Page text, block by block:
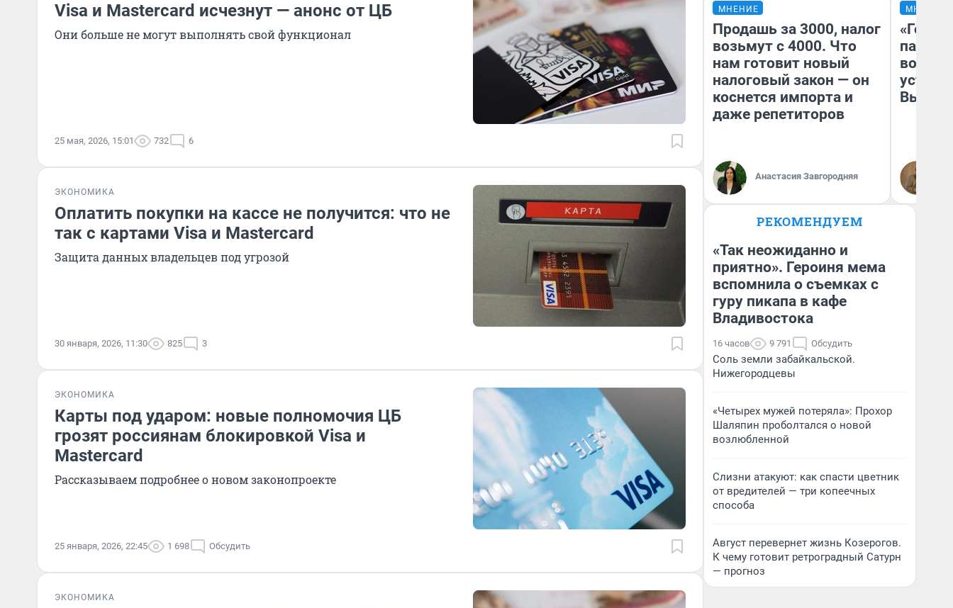
Visa и Mastercard исчезнут — анонс от ЦБ
Они больше не могут выполнять свой функционал
25 мая, 2026, 15:01 732 6
ЭКОНОМИКА
Оплатить покупки на кассе не получится: что не
так с картами Visa и Mastercard
Защита данных владельцев под угрозой
30 января, 2026, 11:30 825 3
ЭКОНОМИКА
Карты под ударом: новые полномочия ЦБ
грозят россиянам блокировкой Visa и
Mastercard
Рассказываем подробнее о новом законопроекте
25 января, 2026, 22:45 1 698 Обсудить
ЭКОНОМИКА
МНЕНИЕ
Продашь за 3000, налог
возьмут с 4000. Что
нам готовит новый
налоговый закон — он
коснется импорта и
даже репетиторов
Анастасия Завгородняя
МНЕНИЕ
РЕКОМЕНДУЕМ
«Так неожиданно и
приятно». Героиня мема
вспомнила о съемках с
гуру пикапа в кафе
Владивостока
16 часов 9 791 Обсудить
Соль земли забайкальской.
Нижегородцевы
«Четырех мужей потеряла»: Прохор
Шаляпин проболтался о новой
возлюбленной
Слизни атакуют: как спасти цветник
от вредителей — три копеечных
способа
Август перевернет жизнь Козерогов.
К чему готовит ретроградный Сатурн
— прогноз